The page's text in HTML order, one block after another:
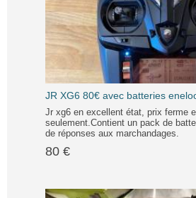
JR XG6 80€ avec batteries
Jr xg6 en excellent état, prix ferme
seulement.Contient un pack de
de réponses aux marchandages.
80 €